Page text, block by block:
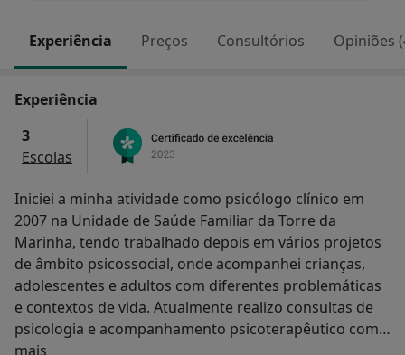
Experiência Preços Consultórios Opiniões
Experiência
3
Escolas
Iniciei a minha atividade como psicólogo clínico em
2007 na Unidade de Saúde Familiar da Torre da
Marinha, tendo trabalhado depois em vários projetos
de âmbito psicossocial, onde acompanhei crianças,
adolescentes e adultos com diferentes problemáticas
e contextos de vida. Atualmente realizo consultas de
psicologia e acompanhamento psicoterapêutico com
adultos em consultório particular, atividade que
mais